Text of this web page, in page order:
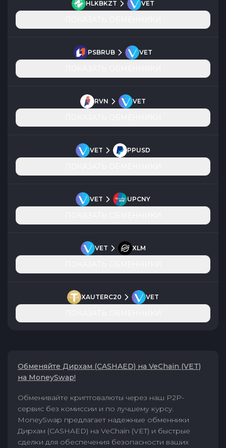
HLKBKZT VET
PSBRUB VET
RVN VET
VET PPUSD
VET UPCNY
VET XLM
XAUTERC20 VET
Обменяйте Дирхам (CASHAED) на VeChain (VET)
на MoneySwap!
Обменивайте криптовалюты через наш P2P-
сервис без комиссии и по лучшему курсу.
MoneySwap предлагает надежные обменники
Дирхам (CASHAED) на VeChain (VET) и быстрые
сделки для обеспечения безопасности ваших